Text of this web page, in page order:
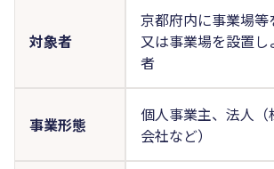
対象者
京都府内に事業場
又は事業場を設置
者
事業形態
個人事業主、法人
会社など）